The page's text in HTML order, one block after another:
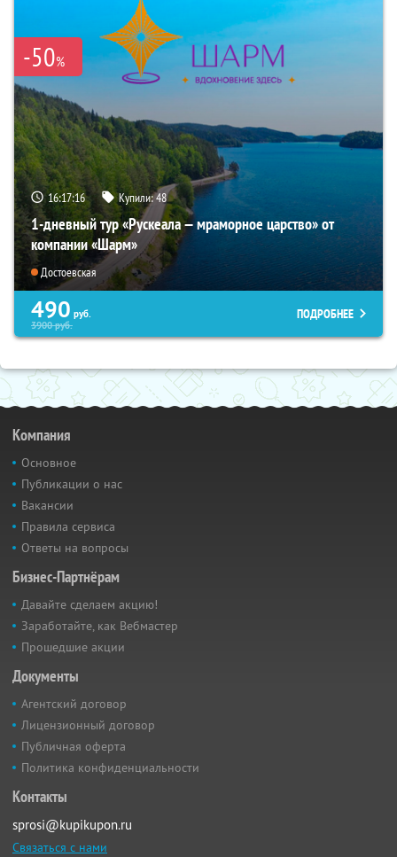
-50%
16:17:15 Купили:48
1-дневный тур «Рускеала — мраморное царство» от
компании «Шарм»
Достоевская
490 руб.
3900руб.
ПОДРОБНЕЕ
Компания
Основное
Публикации о нас
Вакансии
Правила сервиса
Ответы на вопросы
Бизнес-Партнёрам
Давайте сделаем акцию!
Заработайте, как Вебмастер
Прошедшие акции
Документы
Агентский договор
Лицензионный договор
Публичная оферта
Политика конфиденциальности
Контакты
sprosi@kupikupon.ru
Связаться с нами